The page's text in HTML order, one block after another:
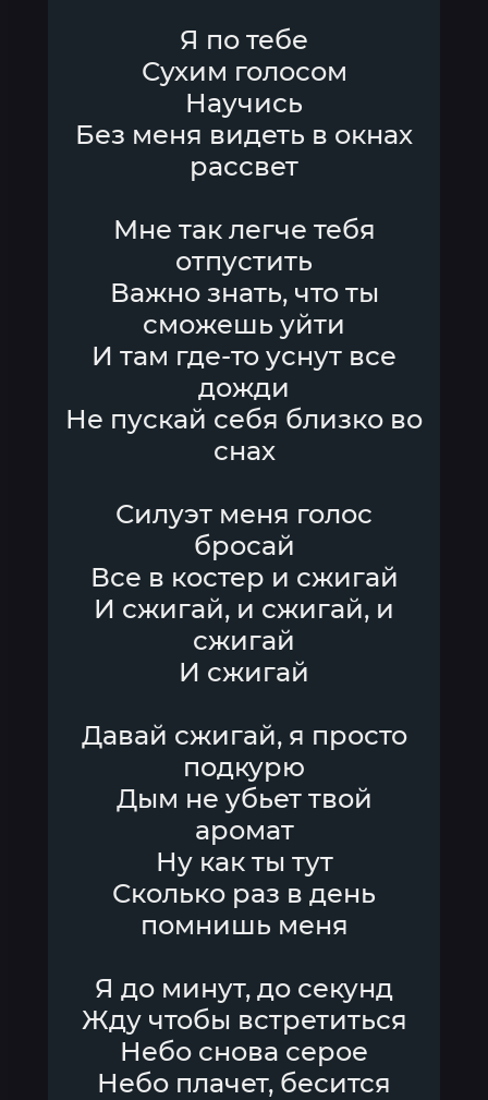
Я по тебе
Сухим голосом
Научись
Без меня видеть в окнах
рассвет
Мне так легче тебя
отпустить
Важно знать, что ты
сможешь уйти
И там где-то уснут все
дожди
Не пускай себя близко во
снах
Силуэт меня голос
бросай
Все в костер и сжигай
И сжигай, и сжигай, и
сжигай
И сжигай
Давай сжигай, я просто
подкурю
Дым не убьет твой
аромат
Ну как ты тут
Сколько раз в день
помнишь меня
Я до минут, до секунд
Жду чтобы встретиться
Небо снова серое
Небо плачет, бесится